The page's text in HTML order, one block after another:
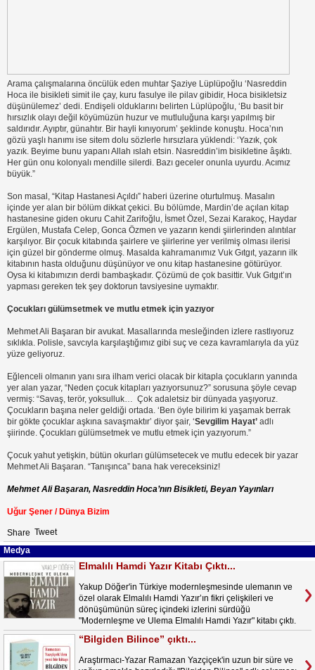
Arama çalışmalarına öncülük eden muhtar Şaziye Lüplüpoğlu ‘Nasreddin
Hoca ile bisikleti simit ile çay, kuru fasulye ile pilav gibidir, Hoca bisikletsiz
düşünülemez’ dedi. Endişeli olduklarını belirten Lüplüpoğlu, ‘Bu basit bir
hırsızlık olayı değil köyümüzün huzur ve mutluluğuna karşı yapılmış bir
saldırıdır. Ayıptır, günahtır. Bir hayli kınıyorum’ şeklinde konuştu. Hoca’nın
gözü yaşlı hanımı ise sitem dolu sözlerle hırsızlara yüklendi: ‘Yazık, çok
yazık. Beyime bunu yapanı Allah ıslah etsin. Nasreddin’im bisikletine âşıktı.
Her gün onu kolonyalı mendille silerdi. Bazı geceler onunla uyurdu. Acımız
büyük.”
Son masal, “Kitap Hastanesi Açıldı” haberi üzerine oturtulmuş. Masalın
içinde yer alan bir bölüm dikkat çekici. Bu bölümde, Mardin’de açılan kitap
hastanesine giden okuru Cahit Zarifoğlu, İsmet Özel, Sezai Karakoç, Haydar
Ergülen, Mustafa Celep, Gonca Özmen ve yazarın kendi şiirlerinden alıntılar
karşılıyor. Bir çocuk kitabında şairlere ve şiirlerine yer verilmiş olması ilerisi
için güzel bir gönderme olmuş. Masalda kahramanımız Vuk Gıtgıt, yazarın ilk
kitabının hasta olduğunu düşünüyor ve onu kitap hastanesine götürüyor.
Oysa ki kitabımızın derdi bambaşkadır. Çözümü de çok basittir. Vuk Gıtgıt’ın
yapması gereken tek şey doktorun tavsiyesine uymaktır.
Çocukları gülümsetmek ve mutlu etmek için yazıyor
Mehmet Ali Başaran bir avukat. Masallarında mesleğinden izlere rastlıyoruz
sıklıkla. Polisle, savcıyla karşılaştığımız gibi suç ve ceza kavramlarıyla da yüz
yüze geliyoruz.
Eğlenceli olmanın yanı sıra ilham verici olacak bir kitapla çocukların yanında
yer alan yazar, “Neden çocuk kitapları yazıyorsunuz?” sorusuna şöyle cevap
vermiş: “Savaş, terör, yoksulluk… Çok adaletsiz bir dünyada yaşıyoruz.
Çocukların başına neler geldiği ortada. ‘Ben öyle bilirim ki yaşamak berrak
bir gökte çocuklar aşkına savaşmaktır’ diyor şair, ‘Sevgilim Hayat’ adlı
şiirinde. Çocukları gülümsetmek ve mutlu etmek için yazıyorum.”
Çocuk yahut yetişkin, bütün okurları gülümsetecek ve mutlu edecek bir yazar
Mehmet Ali Başaran. “Tanışınca” bana hak vereceksiniz!
Mehmet Ali Başaran, Nasreddin Hoca’nın Bisikleti, Beyan Yayınları
Uğur Şener / Dünya Bizim
Share Tweet
Medya
Elmalılı Hamdi Yazır Kitabı Çıktı...
Yakup Döğer'in Türkiye modernleşmesinde ulemanın ve
özel olarak Elmalılı Hamdi Yazır’ın fikri çelişkileri ve
dönüşümünün süreç içindeki izlerini sürdüğü
"Modernleşme ve Ulema Elmalılı Hamdi Yazır" kitabı çıktı.
“Bilgiden Bilince” çıktı...
Araştırmacı-Yazar Ramazan Yazçiçek'in uzun bir süre ve